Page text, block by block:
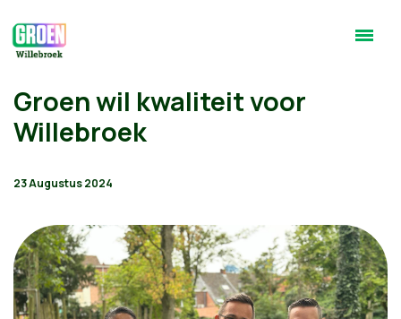
Groen wil kwaliteit voor
Willebroek
23 Augustus 2024